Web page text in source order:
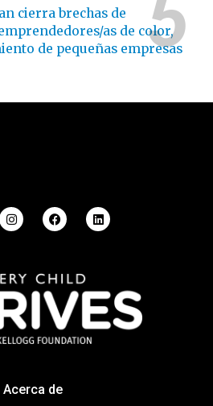
cierra brechas de
as de color,
de pequeñas empresas
Acerca de